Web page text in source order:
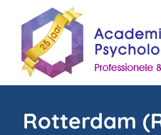
content
Rotterdam